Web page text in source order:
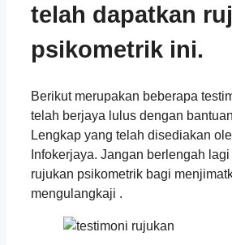
telah dapatkan
psikometrik ini.
Berikut merupakan beberapa
telah berjaya lulus dengan
Lengkap yang telah disediakan
Infokerjaya. Jangan berlengah
rujukan psikometrik bagi
mengulangkaji .